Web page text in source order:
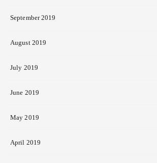
September 2019
August 2019
July 2019
June 2019
May 2019
April 2019